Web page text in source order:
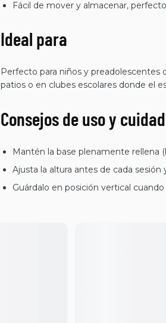
Fácil de mover y almacenar,
Ideal para
Perfecto para niños y
patios o en clubes escolares donde el
Consejos de uso y
Mantén la base plenamente rellena
Ajusta la altura antes de cada
Guárdalo en posición vertical